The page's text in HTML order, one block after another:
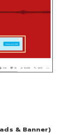
& Banner)